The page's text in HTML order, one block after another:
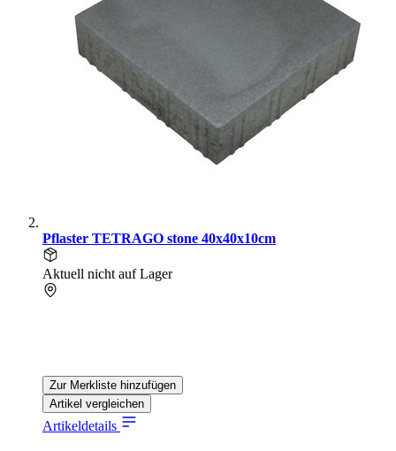
Pflaster TETRAGO stone 40x40x10cm
Aktuell nicht auf Lager
Zur Merkliste hinzufügen
Artikel vergleichen
Artikeldetails